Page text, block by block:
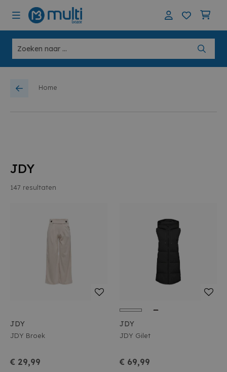
Home
JDY
147 resultaten
JDY
JDY Broek
€ 29,99
JDY
JDY Gilet
€ 69,99